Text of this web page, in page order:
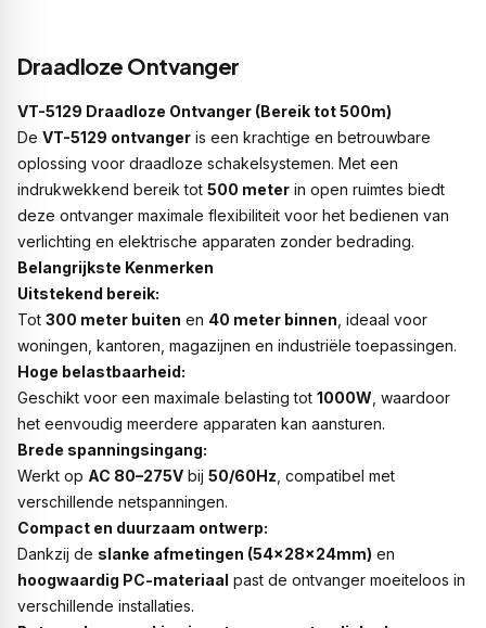
Draadloze Ontvanger
VT-5129 Draadloze Ontvanger (Bereik tot 500m)
De VT-5129 ontvanger is een krachtige en betrouwbare
oplossing voor draadloze schakelsystemen. Met een
indrukwekkend bereik tot 500 meter in open ruimtes biedt
deze ontvanger maximale flexibiliteit voor het bedienen van
verlichting en elektrische apparaten zonder bedrading.
Belangrijkste Kenmerken
Uitstekend bereik:
Tot 300 meter buiten en 40 meter binnen , ideaal voor
woningen, kantoren, magazijnen en industriële toepassingen.
Hoge belastbaarheid:
Geschikt voor een maximale belasting tot 1000W , waardoor
het eenvoudig meerdere apparaten kan aansturen.
Brede spanningsingang:
Werkt op AC 80–275V bij 50/60Hz , compatibel met
verschillende netspanningen.
Compact en duurzaam ontwerp:
Dankzij de slanke afmetingen (54×28×24mm) en
hoogwaardig PC-materiaal past de ontvanger moeiteloos in
verschillende installaties.